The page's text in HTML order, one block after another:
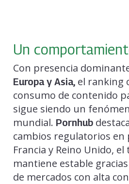
Un
Con presencia
Europa y Asia,el ranking
consumo de contenido
sigue siendo un
mundial. Pornhub
cambios regulatorios en
Francia y Reino Unido,
mantiene estable
de mercados con alta